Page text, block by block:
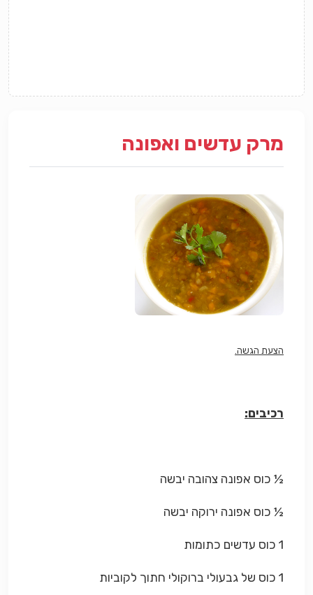
מרק עדשים ואפונה
הצעת הגשה.
רכיבים:
½ כוס אפונה צהובה יבשה
½ כוס אפונה ירוקה יבשה
1 כוס עדשים כתומות
1 כוס של גבעולי ברוקולי חתוך לקוביות